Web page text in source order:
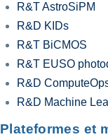
R&T AstroSiPM
R&D KIDs
R&T BiCMOS
R&T EUSO
R&D
R&D Machine
Plateformes et